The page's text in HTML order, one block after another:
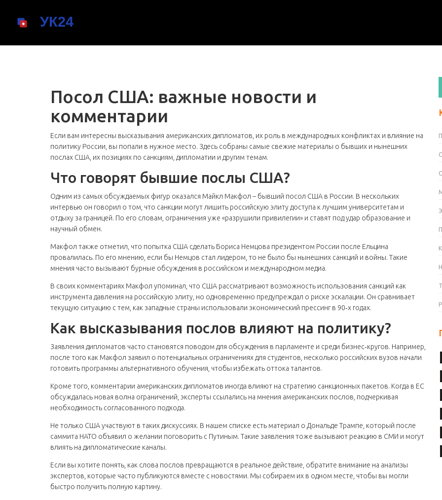
Посол США: важные новости и
комментарии
Если вам интересны высказывания американских дипломатов, их роль в международных конфликтах и влияние на
политику России, вы попали в нужное место. Здесь собраны самые свежие материалы о бывших и нынешних
послах США, их позициях по санкциям, дипломатии и другим темам.
Что говорят бывшие послы США?
Одним из самых обсуждаемых фигур оказался Майкл Макфол – бывший посол США в России. В нескольких
интервью он говорил о том, что санкции могут лишить российскую элиту доступа к лучшим университетам и
отдыху за границей. По его словам, ограничения уже «разрушили привилегии» и ставят под удар образование и
научный обмен.
Макфол также отметил, что попытка США сделать Бориса Немцова президентом России после Ельцина
провалилась. По его мнению, если бы Немцов стал лидером, то не было бы нынешних санкций и войны. Такие
мнения часто вызывают бурные обсуждения в российском и международном медиа.
В своих комментариях Макфол упоминал, что США рассматривают возможность использования санкций как
инструмента давления на российскую элиту, но одновременно предупреждал о риске эскалации. Он сравнивает
текущую ситуацию с тем, как западные страны использовали экономический прессинг в 90‑х годах.
Как высказывания послов влияют на политику?
Заявления дипломатов часто становятся поводом для обсуждения в парламенте и среди бизнес‑кругов. Например,
после того как Макфол заявил о потенциальных ограничениях для студентов, несколько российских вузов начали
готовить программы альтернативного обучения, чтобы избежать оттока талантов.
Кроме того, комментарии американских дипломатов иногда влияют на стратегию санкционных пакетов. Когда в ЕС
обсуждалась новая волна ограничений, эксперты ссылались на мнения американских послов, подчеркивая
необходимость согласованного подхода.
Не только США участвуют в таких дискуссиях. В нашем списке есть материал о Дональде Трампе, который после
саммита НАТО объявил о желании поговорить с Путиным. Такие заявления тоже вызывают реакцию в СМИ и могут
влиять на дипломатические каналы.
Если вы хотите понять, как слова послов превращаются в реальное действие, обратите внимание на анализы
экспертов, которые часто публикуются вместе с новостями. Мы собираем их в одном месте, чтобы вы могли
быстро получить полную картину.